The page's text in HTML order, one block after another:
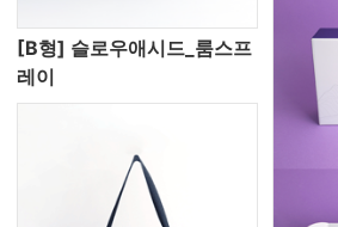
[B형] 슬로우애시드_룸스프
레이